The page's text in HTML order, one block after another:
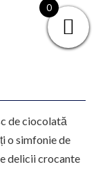
de ciocolată
o simfonie de
delicii crocante
0